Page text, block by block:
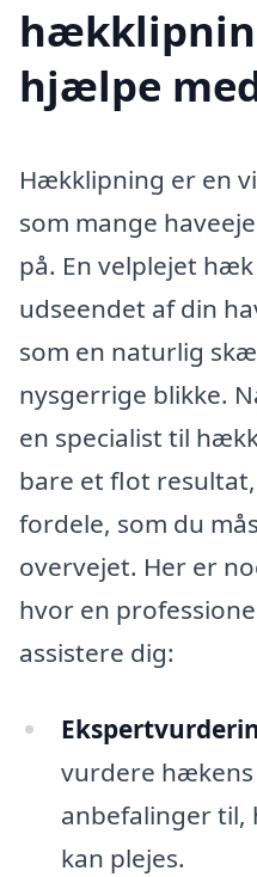
hjælpe
Hækklipning er en
som mange
på. En velplejet
udseendet af din
som en naturlig
nysgerrige blikke.
en specialist til
bare et flot
fordele, som du
overvejet. Her er
hvor en
assistere dig:
vurdere
anbefalinger til,
kan plejes.